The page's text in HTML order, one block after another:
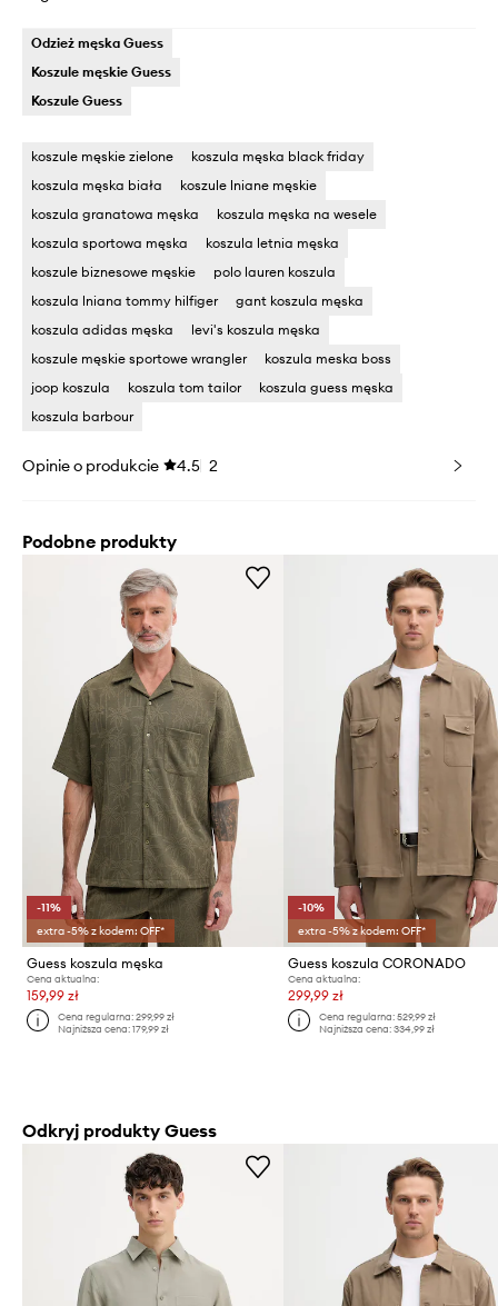
Odzież męska Guess
Koszule męskie Guess
Koszule Guess
koszule męskie zielone
koszula męska black friday
koszula męska biała
koszule lniane męskie
koszula granatowa męska
koszula męska na wesele
koszula sportowa męska
koszula letnia męska
koszule biznesowe męskie
polo lauren koszula
koszula lniana tommy hilfiger
gant koszula męska
koszula adidas męska
levi's koszula męska
koszule męskie sportowe wrangler
koszula meska boss
joop koszula
koszula tom tailor
koszula guess męska
koszula barbour
Opinie o produkcie 4.5 2
Podobne produkty
-11%
extra -5% z kodem: OFF*
Guess koszula męska
Cena aktualna:
159,99 zł
Cena regularna:299,99 zł
Najniższa cena:179,99 zł
-10%
extra -5% z kodem: OFF*
Guess koszula CORONADO
Cena aktualna:
299,99 zł
Cena regularna: 529,99 zł
Najniższa cena: 334,99 zł
Odkryj produkty Guess